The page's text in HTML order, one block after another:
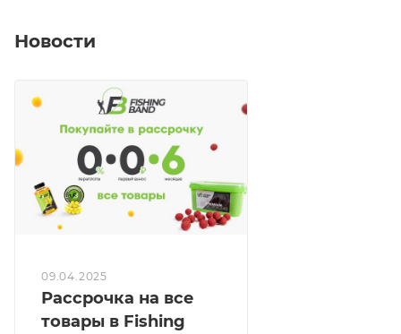
Сертификат нельзя приобрести в Кредит, в
Новости
09.04.2025
Рассрочка на все
товары в Fishing